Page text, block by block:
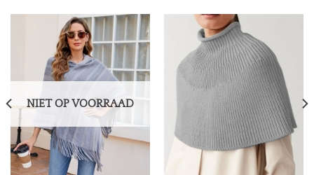
NIET OP VOORRAAD